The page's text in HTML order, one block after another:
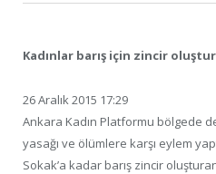
Kadınlar barış için zincir
26 Aralık 2015 17:29
Ankara Kadın Platformu bölgede
yasağı ve ölümlere karşı eylem
Sokak’a kadar barış zincir